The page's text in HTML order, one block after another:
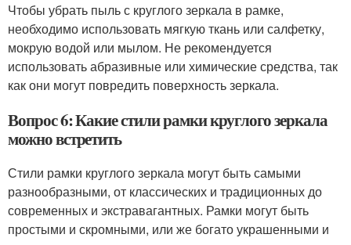
Чтобы убрать пыль с круглого зеркала в рамке,
необходимо использовать мягкую ткань или салфетку,
мокрую водой или мылом. Не рекомендуется
использовать абразивные или химические средства, так
как они могут повредить поверхность зеркала.
Вопрос 6: Какие стили рамки круглого зеркала
можно встретить
Стили рамки круглого зеркала могут быть самыми
разнообразными, от классических и традиционных до
современных и экстравагантных. Рамки могут быть
простыми и скромными, или же богато украшенными и